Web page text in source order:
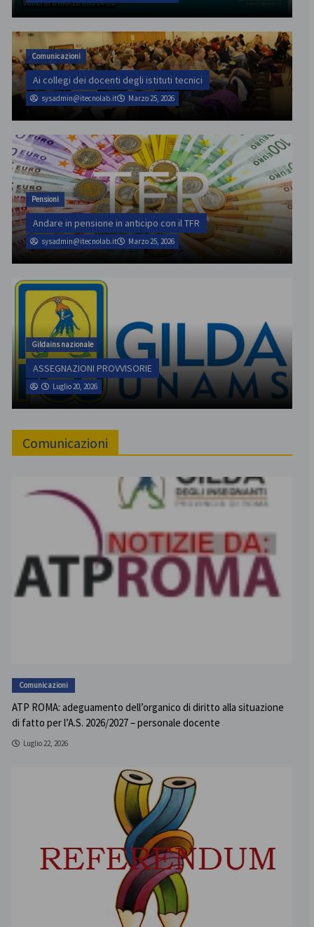
Comunicazioni
Ai collegi dei docenti degli istituti tecnici
sysadmin@itecnolab.it Marzo 25, 2026
Pensioni
Andare in pensione in anticipo con il TFR
sysadmin@itecnolab.it Marzo 25, 2026
Gildains nazionale
ASSEGNAZIONI PROVVISORIE
Luglio 20, 2026
Comunicazioni
Comunicazioni
ATP ROMA: adeguamento dell’organico di diritto alla situazione
di fatto per l’A.S. 2026/2027 – personale docente
Luglio 22, 2026